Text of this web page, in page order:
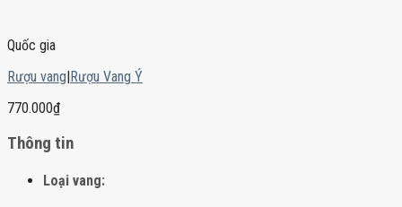
Quốc gia
Rượu vang|Rượu Vang Ý
770.000₫
Thông tin
Loại vang: